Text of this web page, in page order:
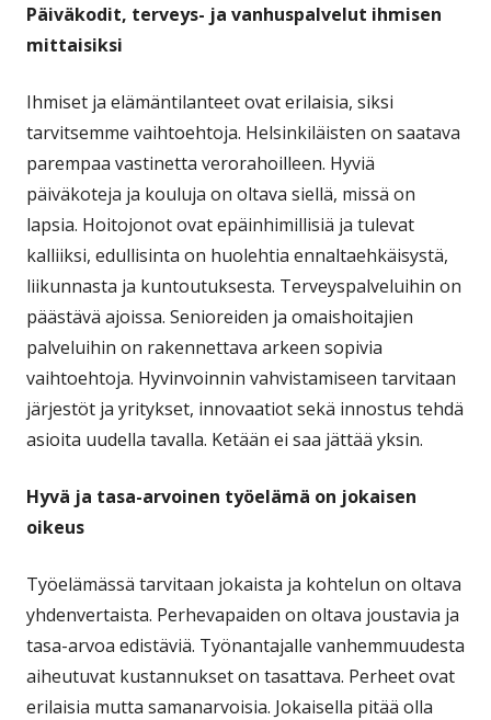
Päiväkodit, terveys- ja vanhuspalvelut ihmisen
mittaisiksi
Ihmiset ja elämäntilanteet ovat erilaisia, siksi
tarvitsemme vaihtoehtoja. Helsinkiläisten on saatava
parempaa vastinetta verorahoilleen. Hyviä
päiväkoteja ja kouluja on oltava siellä, missä on
lapsia. Hoitojonot ovat epäinhimillisiä ja tulevat
kalliiksi, edullisinta on huolehtia ennaltaehkäisystä,
liikunnasta ja kuntoutuksesta. Terveyspalveluihin on
päästävä ajoissa. Senioreiden ja omaishoitajien
palveluihin on rakennettava arkeen sopivia
vaihtoehtoja. Hyvinvoinnin vahvistamiseen tarvitaan
järjestöt ja yritykset, innovaatiot sekä innostus tehdä
asioita uudella tavalla. Ketään ei saa jättää yksin.
Hyvä ja tasa-arvoinen työelämä on jokaisen
oikeus
Työelämässä tarvitaan jokaista ja kohtelun on oltava
yhdenvertaista. Perhevapaiden on oltava joustavia ja
tasa-arvoa edistäviä. Työnantajalle vanhemmuudesta
aiheutuvat kustannukset on tasattava. Perheet ovat
erilaisia mutta samanarvoisia. Jokaisella pitää olla